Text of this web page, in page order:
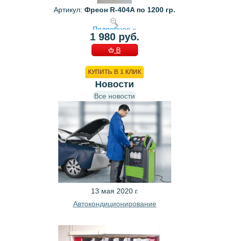
Артикул: Фреон R-404A по 1200 гр.
Подробнее »
1 980 руб.
В
КУПИТЬ В 1 КЛИК
Новости
Все новости
13 мая 2020 г.
Автокондиционирование